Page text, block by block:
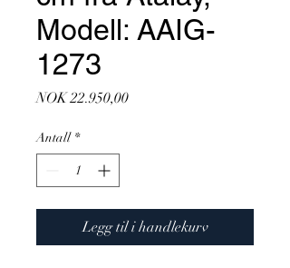
Modell: AAIG-
1273
NOK 22.950,00Pris
Antall *
Legg til i handlekurv